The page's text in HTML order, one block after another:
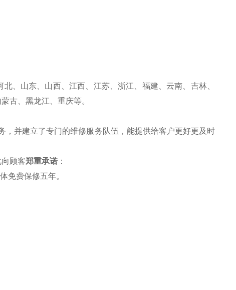
、山东、山西、江西、江苏、浙江、福建、云南、吉林、
古、黑龙江、重庆等。
并建立了专门的维修服务队伍，能提供给客户更好更及时
顾客郑重承诺 ：
免费保修五年。